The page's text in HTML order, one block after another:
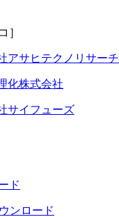
］
アサヒテクノリサーチ
化株式会社
サイフューズ
ド
ンロード